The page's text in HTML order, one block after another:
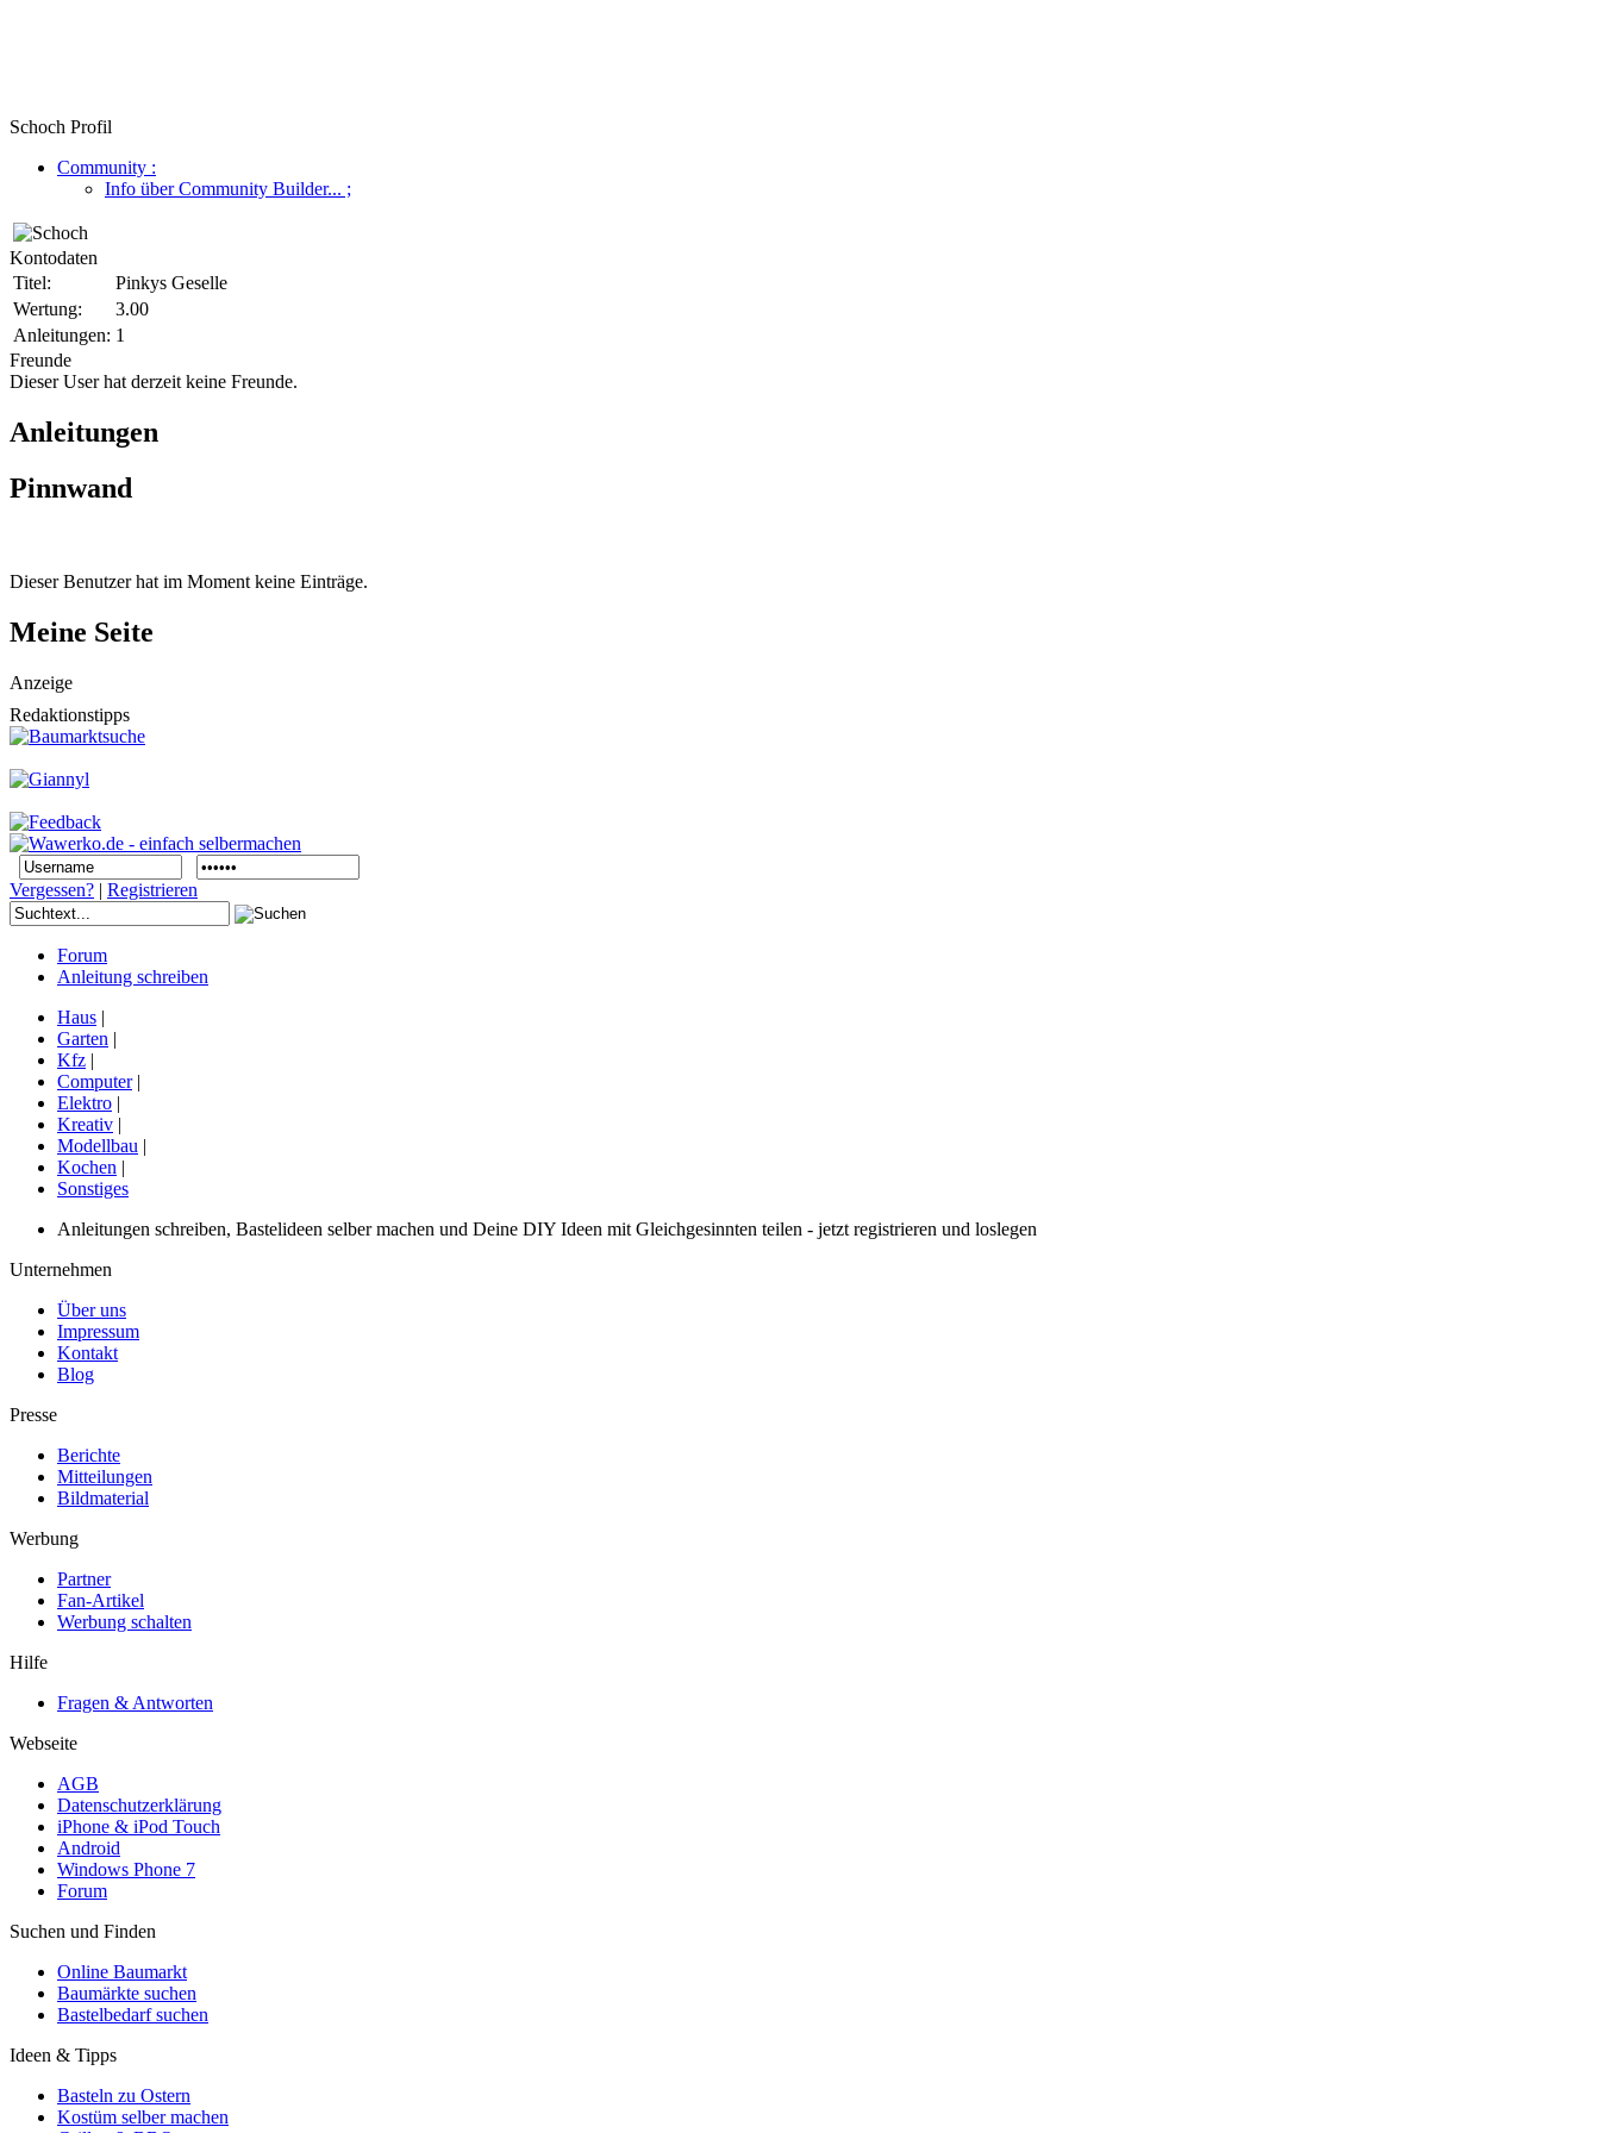
Schoch Profil
Community :
Info über Community Builder... ;
Kontodaten
Titel:
Pinkys Geselle
Wertung:
3.00
Anleitungen: 1
Freunde
Dieser User hat derzeit keine Freunde.
Anleitungen
Pinnwand
Dieser Benutzer hat im Moment keine Einträge.
Meine Seite
Anzeige
Redaktionstipps
Vergessen? | Registrieren
Forum
Anleitung schreiben
Haus |
Garten |
Kfz |
Computer|
Elektro |
Kreativ |
Modellbau |
Kochen |
Sonstiges
Anleitungen schreiben, Bastelideen selber machen und Deine DIY Ideen mit Gleichgesinnten teilen - jetzt registrieren und loslegen
Unternehmen
Über uns
Impressum
Kontakt
Blog
Presse
Berichte
Mitteilungen
Bildmaterial
Werbung
Partner
Fan-Artikel
Werbung schalten
Hilfe
Fragen & Antworten
Webseite
AGB
Datenschutzerklärung
iPhone & iPod Touch
Android
Windows Phone 7
Forum
Suchen und Finden
Online Baumarkt
Baumärkte suchen
Bastelbedarf suchen
Ideen & Tipps
Basteln zu Ostern
Kostüm selber machen